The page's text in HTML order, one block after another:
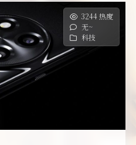
3244 热度
无~
科技